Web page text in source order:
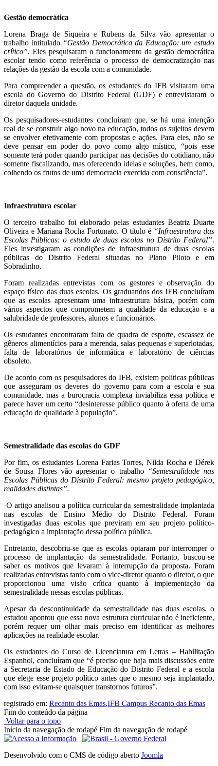
Gestão democrática
Lorena Braga de Siqueira e Rubens da Silva vão apresentar o
trabalho intitulado “Gestão Democrática da Educação: um estudo
crítico”. Eles pesquisaram o funcionamento da gestão democrática
escolar tendo como referência o processo de democratização nas
relações da gestão da escola com a comunidade.
Para compreender a questão, os estudantes do IFB visitaram uma
escola do Governo do Distrito Federal (GDF) e entrevistaram o
diretor daquela unidade.
Os pesquisadores-estudantes concluíram que, se há uma intenção
real de se construir algo novo na educação, todos os sujeitos devem
se envolver efetivamente com propostas e ações. Para eles, não se
deve pensar em poder do povo como algo místico, “pois esse
somente terá poder quando participar nas decisões do cotidiano, não
somente fiscalizando, mas oferecendo ideias e soluções, bem como,
colhendo os frutos de uma democracia exercida com consciência”.
Infraestrutura escolar
O terceiro trabalho foi elaborado pelas estudantes Beatriz Duarte
Oliveira e Mariana Rocha Fortunato. O título é “Infraestrutura das
Escolas Públicas: o estudo de duas escolas no Distrito Federal”.
Eles investigaram as condições de infraestrutura de duas escolas
públicas do Distrito Federal situadas no Plano Piloto e em
Sobradinho.
Foram realizadas entrevistas com os gestores e observação do
espaço físico das duas escolas. Os graduandos dos IFB concluíram
que as escolas apresentam uma infraestrutura básica, porém com
vários aspectos que comprometem a qualidade da educação e a
salubridade de professores, alunos e funcionários.
Os estudantes encontraram falta de quadra de esporte, escassez de
gêneros alimentícios para a merenda, salas pequenas e superlotadas,
falta de laboratórios de informática e laboratório de ciências
obsoleto.
De acordo com os pesquisadores do IFB, existem politicas públicas
que asseguram os deveres do governo para com a escola e sua
comunidade, mas a burocracia complexa inviabiliza essa política e
parece haver um certo “desinteresse público quanto à oferta de uma
educação de qualidade à população”.
Semestralidade das escolas do GDF
Por fim, os estudantes Lorena Farias Torres, Nilda Rocha e Dérek
de Sousa Flores vão apresentar o trabalho “Semestralidade nas
Escolas Públicas do Distrito Federal: mesmo projeto pedagógico,
realidades distintas”.
O artigo analisou a política curricular da semestralidade implantada
nas escolas de Ensino Médio do Distrito Federal. Foram
investigadas duas escolas que previram em seu projeto político-
pedagógico a implantação dessa política pública.
Entretanto, descobriu-se que as escolas optaram por interromper o
processo de implantação da semestralidade. Portanto, buscou-se
saber os motivos que levaram à interrupção da proposta. Foram
realizadas entrevistas tanto com o vice-diretor quanto o diretor, o que
proporcionou uma visão crítica quanto à implementação da
semestralidade nessas escolas públicas.
Apesar da descontinuidade da semestralidade nas duas escolas, o
estudou apontou que essa nova estrutura curricular não é ineficiente,
porém requer um olhar mais preciso em identificar as melhores
aplicações na realidade escolar.
Os estudantes do Curso de Licenciatura em Letras – Habilitação
Espanhol, concluíram que “é preciso que haja mais discussões entre
a Secretaria de Estado de Educação do Distrito Federal e a escola
que elege esse projeto político antes que o mesmo seja implantado,
com isso evitam-se quaisquer transtornos futuros”.
registrado em: Recanto das Emas,IFB Campus Recanto das Emas
Fim do conteúdo da página
Voltar para o topo
Início da navegação de rodapé Fim da navegação de rodapé
Desenvolvido com o CMS de código aberto Joomla